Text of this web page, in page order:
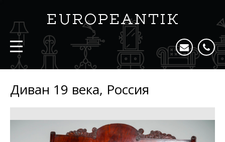
Диван 19 века, Россия